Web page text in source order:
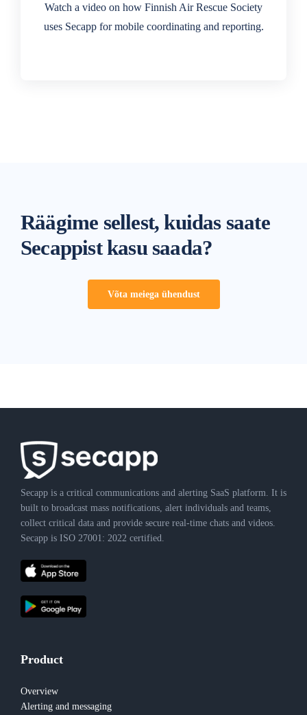
Watch a video on how Finnish Air Rescue Society
uses Secapp for mobile coordinating and reporting.
Räägime sellest, kuidas saate
Secappist kasu saada?
Võta meiega ühendust
Secapp is a critical communications and alerting SaaS platform. It is
built to broadcast mass notifications, alert individuals and teams,
collect critical data and provide secure real-time chats and videos.
Secapp is ISO 27001: 2022 certified.
Product
Overview
Alerting and messaging